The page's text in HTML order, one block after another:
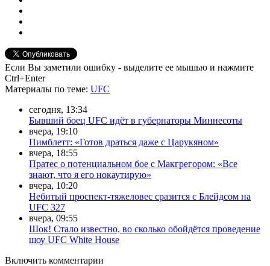
Если Вы заметили ошибку - выделите ее мышью и нажмите
Ctrl+Enter
Материалы по теме: UFC
сегодня, 13:34
Бывший боец UFC идёт в губернаторы Миннесоты
вчера, 19:10
Пимблетт: «Готов драться даже с Царукяном»
вчера, 18:55
Пратес о потенциальном бое с Макгрегором: «Все
знают, что я его нокаутирую»
вчера, 10:20
Небитый проспект-тяжеловес сразится с Блейдсом на
UFC 327
вчера, 09:55
Шок! Стало известно, во сколько обойдётся проведение
шоу UFC White House
Включить комментарии